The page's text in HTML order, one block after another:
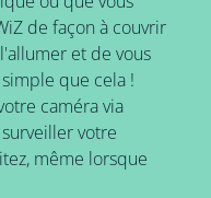
de façon à couvrir
et de vous
que cela !
caméra via
votre
même lorsque